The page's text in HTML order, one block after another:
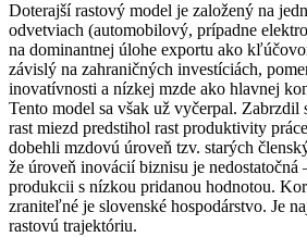
Doterajší rastový model je založený na
odvetviach (automobilový, prípadne
na dominantnej úlohe exportu ako
závislý na zahraničných investíciách,
inovatívnosti a nízkej mzde ako hlavnej
Tento model sa však už vyčerpal. Zabrzdil
rast miezd predstihol rast produktivity
dobehli mzdovú úroveň tzv. starých
že úroveň inovácií biznisu je nedostatočná
produkcii s nízkou pridanou hodnotou.
zraniteľné je slovenské hospodárstvo. Je
rastovú trajektóriu.